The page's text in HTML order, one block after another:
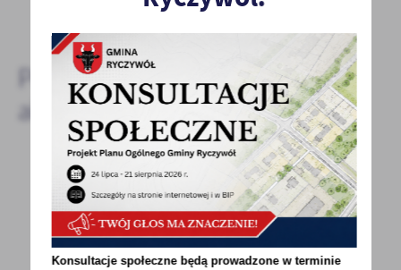
DODAJ KOMENTARZ
Pozostałe
aktualności
02 - 09 - 2021
OGŁOSZENIE NR 1/2021 w sprawie sprzedaży
wiaty przystankowej będącej własnością
Gminy Ryczywół
Konsultacje społeczne będą prowadzone w terminie